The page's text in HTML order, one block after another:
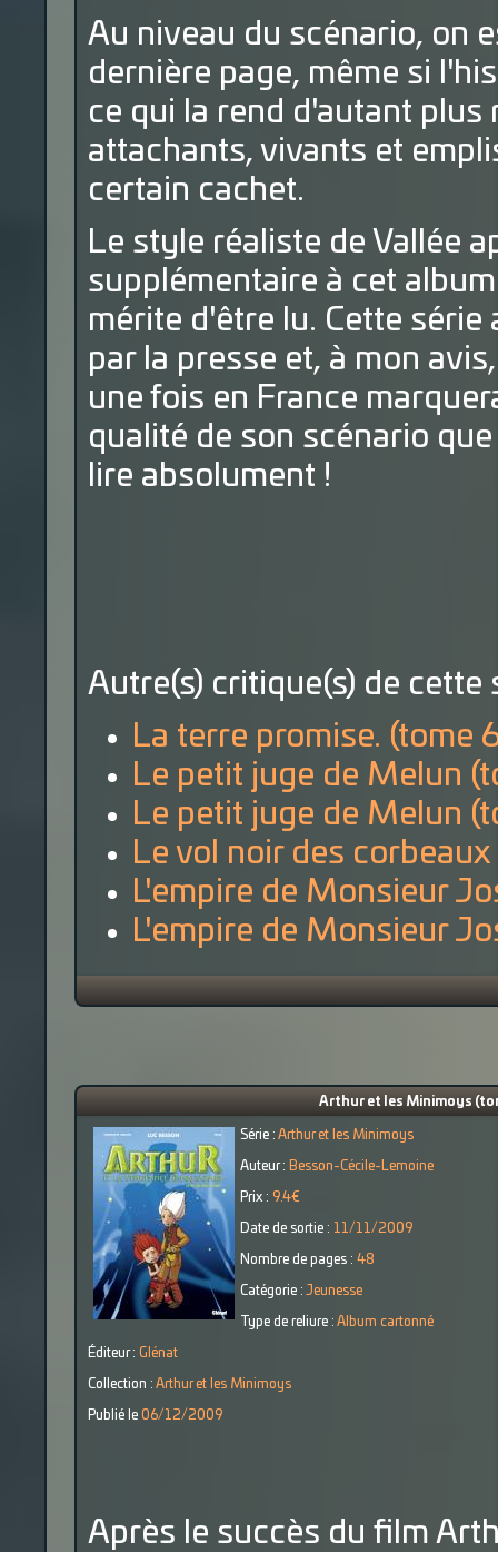
Au niveau du scénario, on
dernière page, même si
ce qui la rend d'autant
attachants, vivants et
certain cachet.
Le style réaliste de Vallée
supplémentaire à cet
mérite d'être lu. Cette série
par la presse et, à mon
une fois en France
qualité de son scénario
lire absolument !
Autre(s) critique(s) de cette
La terre promise. (tome
Le petit juge de Melun
Le petit juge de Melun
Le vol noir des
L'empire de Monsieur
L'empire de Monsieur
Arthur et les Minimoys
Série : Arthur et les Minimoys
Auteur : Besson-Cécile-Lemoine
Prix : 9.4€
Date de sortie : 11/11/2009
Nombre de pages : 48
Catégorie : Jeunesse
Type de reliure : Album cartonné
Éditeur : Glénat
Collection : Arthur et les Minimoys
Publié le 06/12/2009
Après le succès du film